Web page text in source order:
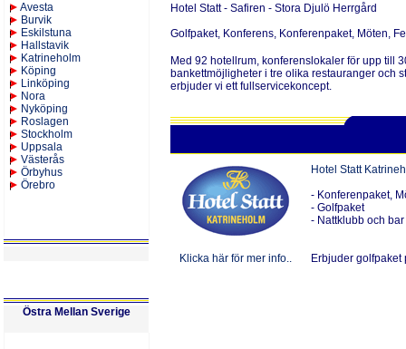
Avesta
Burvik
Eskilstuna
Hallstavik
Katrineholm
Köping
Linköping
Nora
Nyköping
Roslagen
Stockholm
Uppsala
Västerås
Örbyhus
Örebro
Östra Mellan Sverige
Hotel Statt - Safiren - Stora Djulö Herrgård
Golfpaket, Konferens, Konferenpaket, Möten,
Med 92 hotellrum, konferenslokaler för upp till
bankettmöjligheter i tre olika restauranger och
erbjuder vi ett fullservicekoncept.
Klicka här för mer info..
Hotel Statt
- Konferenpaket,
- Golfpaket
- Nattklubb och bar
Erbjuder golfpaket